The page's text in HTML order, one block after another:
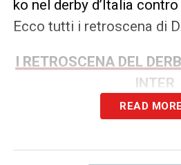
ko nel derby d’Italia
Ecco tutti i retroscena di
I RETROSCENA DEL
INTER
READ MORE